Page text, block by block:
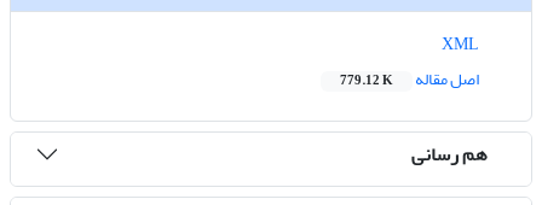
اصل مقاله
779.12 K
هم رسانی